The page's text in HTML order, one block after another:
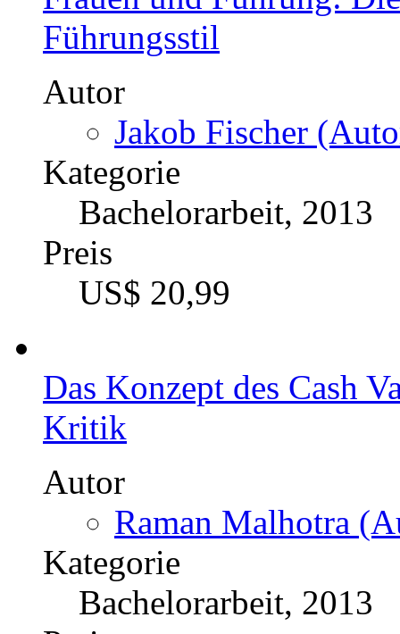
Jörg Kußmaul
Kategorie
Masterarbeit, 2012
Preis
US$ 24,99
Frauen und Führung:
Autor
Jakob Fischer
Kategorie
Bachelorarbeit, 2013
Preis
US$ 20,99